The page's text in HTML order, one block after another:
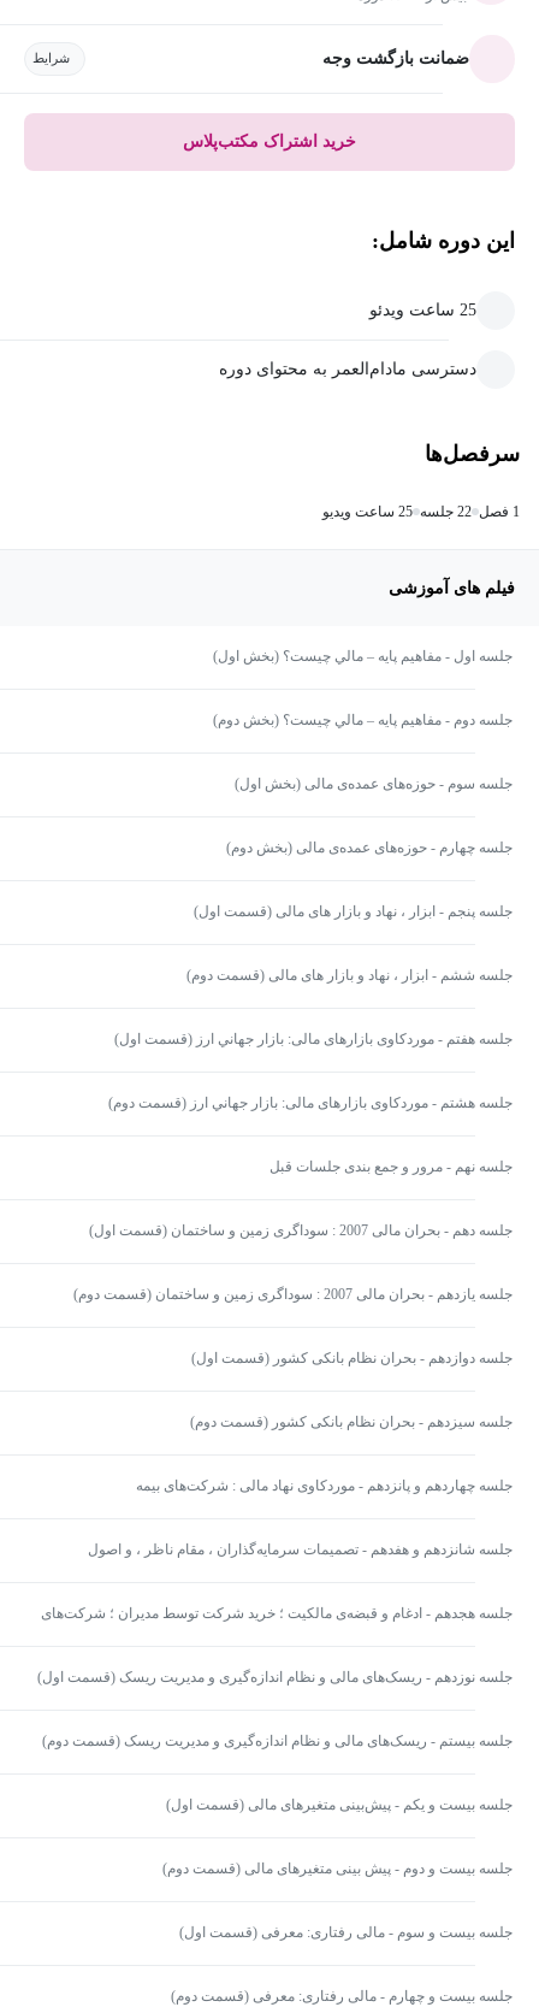
ضمانت بازگشت وجه شرایط
خرید اشتراک مکتب‌پلاس
این دوره شامل:
25 ساعت ویدئو
دسترسی مادام‌العمر به محتوای دوره
سرفصل‌ها
1 فصل 22 جلسه 25 ساعت ویدیو
فیلم های آموزشی
جلسه اول - مفاهيم پايه – مالي چيست؟ (بخش اول)
جلسه دوم - مفاهيم پايه – مالي چيست؟ (بخش دوم)
جلسه سوم - حوزه‌های عمده‌ی مالی (بخش اول)
جلسه چهارم - حوزه‌های عمده‌ی مالی (بخش دوم)
جلسه پنجم - ابزار ، نهاد و بازار های مالی (قسمت اول)
جلسه ششم - ابزار ، نهاد و بازار های مالی (قسمت دوم)
جلسه هفتم - موردكاوی بازارهای مالی: بازار جهاني ارز (قسمت اول)
جلسه هشتم - موردكاوی بازارهای مالی: بازار جهاني ارز (قسمت دوم)
جلسه نهم - مرور و جمع بندی جلسات قبل
جلسه دهم - بحران مالی 2007 : سوداگری زمين و ساختمان (قسمت اول)
جلسه یازدهم - بحران مالی 2007 : سوداگری زمين و ساختمان (قسمت دوم)
جلسه دوازدهم - بحران نظام بانکی كشور (قسمت اول)
جلسه سیزدهم - بحران نظام بانکی كشور (قسمت دوم)
جلسه چهاردهم و پانزدهم - موردكاوی نهاد مالی : شركت‌های بیمه
جلسه شانزدهم و هفدهم - تصميمات سرمايه‌گذاران ، مقام ناظر ، و اصول
جلسه هجدهم - ادغام و قبضه‌ی مالکيت ؛ خريد شركت توسط مديران ؛ شركت‌های
جلسه نوزدهم - ريسک‌های مالی و نظام اندازه‌گيری و مديريت ريسک (قسمت اول)
جلسه بیستم - ريسک‌های مالی و نظام اندازه‌گيری و مديريت ريسک (قسمت دوم)
جلسه بیست و یکم - پیش‌بینی متغیر‌های مالی (قسمت اول)
جلسه بیست و دوم - پیش بینی متغیر‌های مالی (قسمت دوم)
جلسه بیست و سوم - مالی رفتاری: معرفی (قسمت اول)
جلسه بیست و چهارم - مالی رفتاری: معرفی (قسمت دوم)